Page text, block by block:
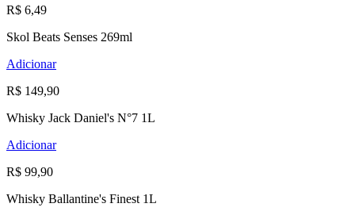
R$ 6,49
Skol Beats Senses 269ml
Adicionar
R$ 149,90
Whisky Jack Daniel's N°7 1L
Adicionar
R$ 99,90
Whisky Ballantine's Finest 1L